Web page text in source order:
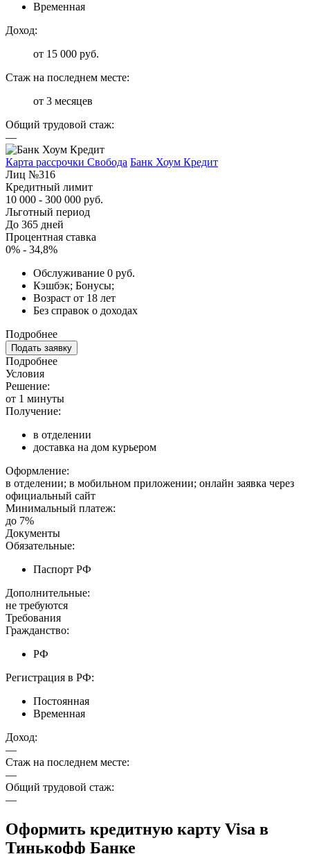
Временная
Доход:
от 15 000 руб.
Стаж на последнем месте:
от 3 месяцев
Общий трудовой стаж:
—
Карта рассрочки Свобода Банк Хоум Кредит
Лиц №316
Кредитный лимит
10 000 - 300 000 руб.
Льготный период
До 365 дней
Процентная ставка
0% - 34,8%
Обслуживание 0 руб.
Кэшбэк; Бонусы;
Возраст от 18 лет
Без справок о доходах
Подробнее
Подать заявку
Подробнее
Условия
Решение:
от 1 минуты
Получение:
в отделении
доставка на дом курьером
Оформление:
в отделении; в мобильном приложении; онлайн заявка через
официальный сайт
Минимальный платеж:
до 7%
Документы
Обязательные:
Паспорт РФ
Дополнительные:
не требуются
Требования
Гражданство:
РФ
Регистрация в РФ:
Постоянная
Временная
Доход:
—
Стаж на последнем месте:
—
Общий трудовой стаж:
—
Оформить кредитную карту Visa в
Тинькофф Банке